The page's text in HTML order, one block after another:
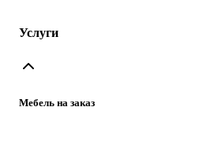
Услуги
Мебель на заказ